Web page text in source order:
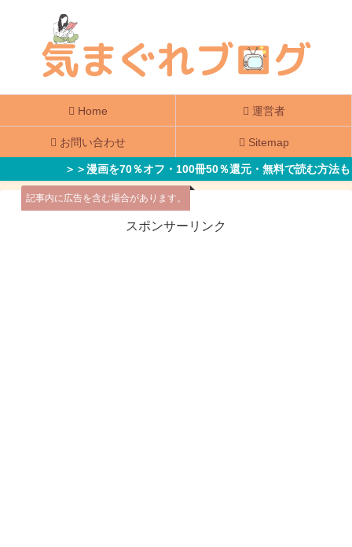
Home 運営者
お問い合わせ Sitemap
＞＞漫画を70％オフ・100冊50％還元・無料で読む方法も
記事内に広告を含む場合があります。
スポンサーリンク